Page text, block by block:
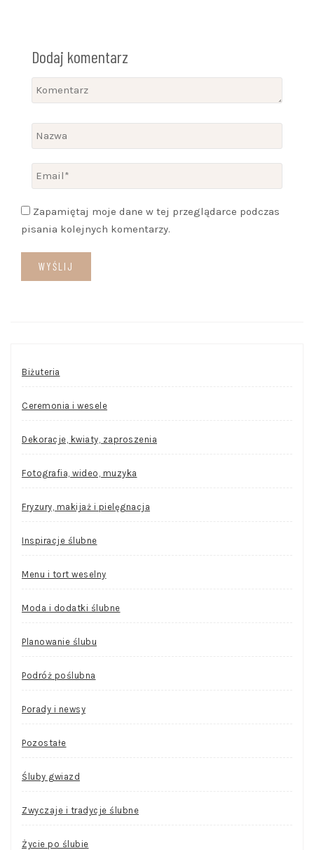
Dodaj komentarz
Zapamiętaj moje dane w tej przeglądarce podczas
pisania kolejnych komentarzy.
Biżuteria
Ceremonia i wesele
Dekoracje, kwiaty, zaproszenia
Fotografia, wideo, muzyka
Fryzury, makijaż i pielęgnacja
Inspiracje ślubne
Menu i tort weselny
Moda i dodatki ślubne
Planowanie ślubu
Podróż poślubna
Porady i newsy
Pozostałe
Śluby gwiazd
Zwyczaje i tradycje ślubne
Życie po ślubie